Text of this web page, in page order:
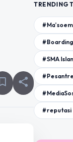
share
TRENDING
#SMA
#reputasi